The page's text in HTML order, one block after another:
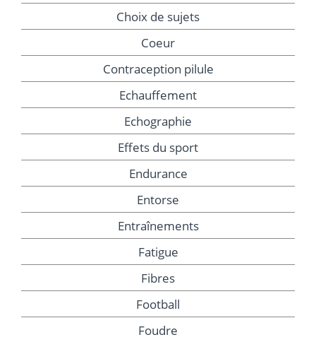
Choix de sujets
Coeur
Contraception pilule
Echauffement
Echographie
Effets du sport
Endurance
Entorse
Entraînements
Fatigue
Fibres
Football
Foudre